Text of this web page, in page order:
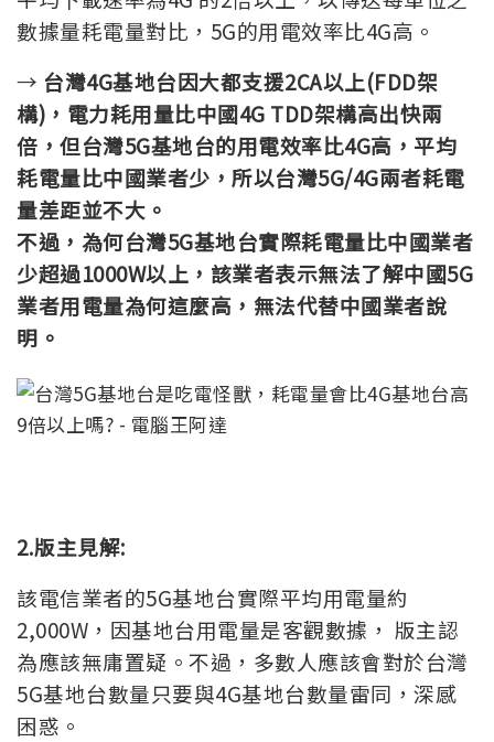
數據量耗電量對比，5G的用電效率比4G高。
→ 台灣4G基地台因大都支援2CA以上(FDD架
構)，電力耗用量比中國4G TDD架構高出快兩
倍，但台灣5G基地台的用電效率比4G高，平均
耗電量比中國業者少，所以台灣5G/4G兩者耗電
量差距並不大。
不過，為何台灣5G基地台實際耗電量比中國業者
少超過1000W以上，該業者表示無法了解中國5G
業者用電量為何這麼高，無法代替中國業者說
明。
2.版主見解:
該電信業者的5G基地台實際平均用電量約
2,000W，因基地台用電量是客觀數據， 版主認
為應該無庸置疑。不過，多數人應該會對於台灣
5G基地台數量只要與4G基地台數量雷同，深感
困惑。